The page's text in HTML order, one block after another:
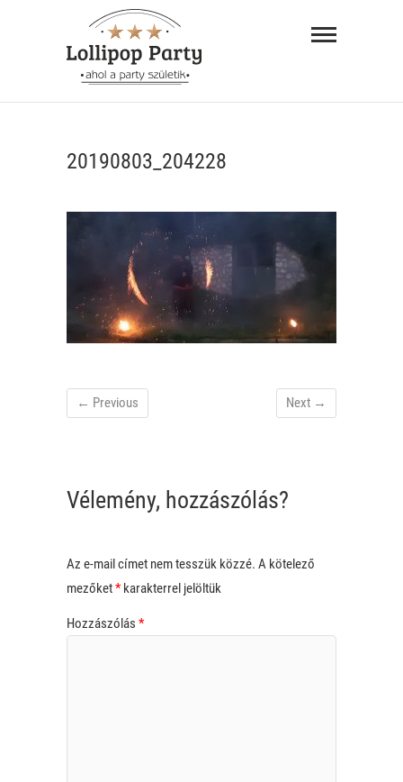
ahol a
születik
"AHOL A PARTY SZÜLETIK"
20190803_204228
← Previous Next →
Vélemény, hozzászólás?
Az e-mail címet nem tesszük közzé. A kötelező
mezőket*karakterrel jelöltük
Hozzászólás *